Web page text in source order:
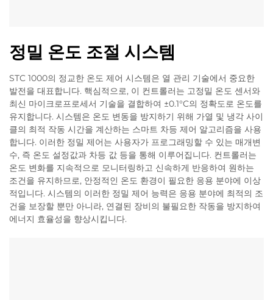
정밀 온도 조절 시스템
STC 1000의 정교한 온도 제어 시스템은 열 관리 기술에서 중요한
발전을 대표합니다. 핵심적으로, 이 컨트롤러는 고정밀 온도 센서와
최신 마이크로프로세서 기술을 결합하여 ±0.1°C의 정확도로 온도를
유지합니다. 시스템은 온도 변동을 방지하기 위해 가열 및 냉각 사이
클의 최적 작동 시간을 계산하는 스마트 차등 제어 알고리즘을 사용
합니다. 이러한 정밀 제어는 사용자가 프로그래밍할 수 있는 매개변
수, 즉 온도 설정값과 차등 값 등을 통해 이루어집니다. 컨트롤러는
온도 변화를 지속적으로 모니터링하고 신속하게 반응하여 원하는
조건을 유지하므로, 안정적인 온도 환경이 필요한 응용 분야에 이상
적입니다. 시스템의 이러한 정밀 제어 능력은 응용 분야에 최적의 조
건을 보장할 뿐만 아니라, 연결된 장비의 불필요한 작동을 방지하여
에너지 효율성을 향상시킵니다.